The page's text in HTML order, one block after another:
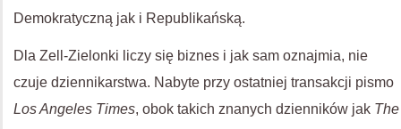
Demokratyczną jak i Republikańską.
Dla Zell-Zielonki liczy się biznes i jak sam oznajmia, nie
czuje dziennikarstwa. Nabyte przy ostatniej transakcji pismo
Los Angeles Times, obok takich znanych dzienników jak The